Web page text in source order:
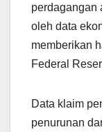
perdagangan
oleh data
memberikan
Federal
Data klaim
penurunan